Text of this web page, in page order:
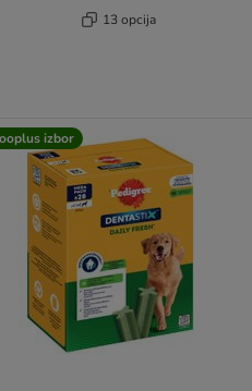
13 opcija
izbor